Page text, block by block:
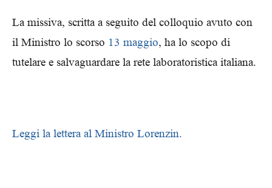
La missiva, scritta a seguito del colloquio avuto con
il Ministro lo scorso 13 maggio, ha lo scopo di
tutelare e salvaguardare la rete laboratoristica italiana.
Leggi la lettera al Ministro Lorenzin.